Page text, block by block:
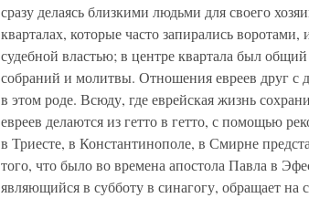
сразу делаясь близкими людьми для своего
кварталах, которые часто запирались
судебной властью; в центре квартала был
собраний и молитвы. Отношения евреев друг
в этом роде. Всюду, где еврейская жизнь
евреев делаются из гетто в гетто, с помощью
в Триесте, в Константинополе, в Смирне
того, что было во времена апостола Павла в
являющийся в субботу в синагогу, обращает